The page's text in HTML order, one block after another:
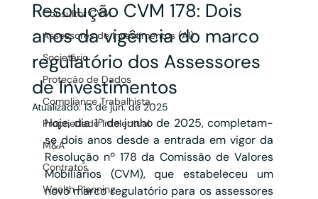
Consultor CVM
Assessores de Investimentos (AI)
Societário
Proteção de Dados
Compliance Trabalhista
Propriedade Intelectual
M&A
Contratos
Wealth Planning
Resolução CVM 178: Dois
anos da vigência do marco
regulatório dos Assessores
de Investimentos
Atualizado:13 de jun. de 2025
Hoje, dia 1º de junho de 2025, completam-
se dois anos desde a entrada em vigor da
Resolução nº 178 da Comissão de Valores
Mobiliários (CVM), que estabeleceu um
novo marco regulatório para os assessores